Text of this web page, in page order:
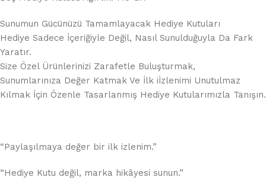
Sunumun Gücünüzü Tamamlayacak Hediye Kutuları
Hediye Sadece İçeriğiyle Değil, Nasıl Sunulduğuyla Da Fark
Yaratır.
Size Özel Ürünlerinizi Zarafetle Buluşturmak,
Sunumlarınıza Değer Katmak Ve İlk iİzlenimi Unutulmaz
Kılmak İçin Özenle Tasarlanmış Hediye Kutularımızla Tanışın.
“Paylaşılmaya değer bir ilk izlenim.”
“Hediye Kutu değil, marka hikâyesi sunun.”